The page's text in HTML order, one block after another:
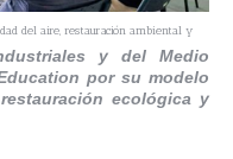
del aire, restauración ambiental y
y del Medio
por su modelo
ecológica y